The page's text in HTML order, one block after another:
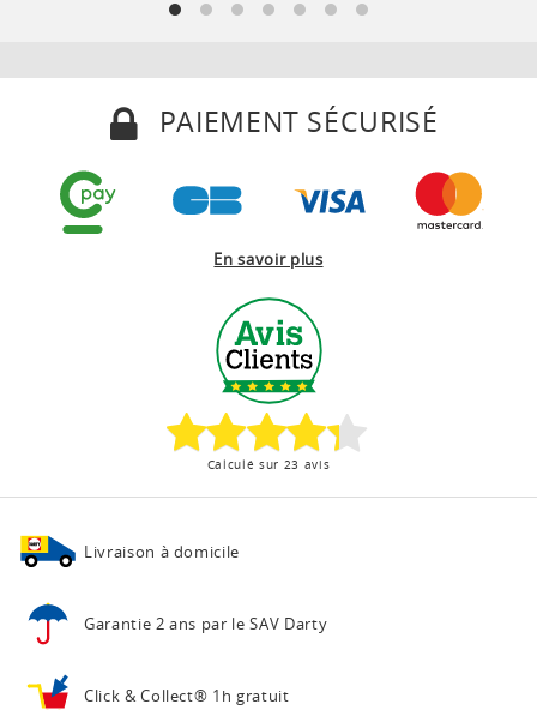
PAIEMENT SÉCURISÉ
En savoir plus
Calculé sur 23 avis
Livraison à domicile
Garantie 2 ans par le SAV Darty
Click & Collect® 1h gratuit